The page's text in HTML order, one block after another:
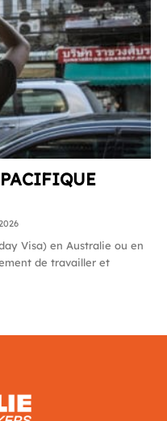
Visa) en Australie ou en
de travailler et